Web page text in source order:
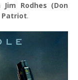
Jim Rodhes (Don
Patriot.